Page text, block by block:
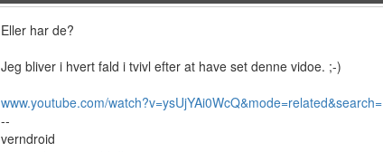
Eller har de?
Jeg bliver i hvert fald i tvivl efter at have set denne vidoe. ;-)
www.youtube.com/watch?v=ysUjYAi0WcQ&mode=related&search=
--
verndroid